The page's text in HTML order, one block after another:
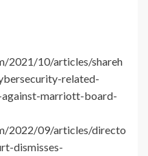
2021/10/articles/shareh
related-
marriott-board-
2022/09/articles/directo
dismisses-